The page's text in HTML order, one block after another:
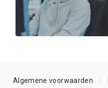
Algemene voorwaarden